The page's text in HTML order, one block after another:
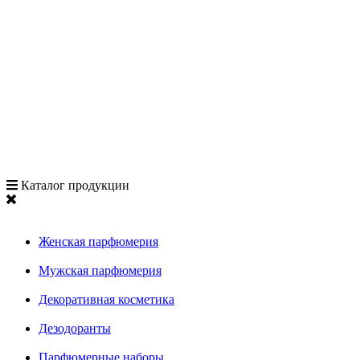
Каталог продукции
Женская парфюмерия
Мужская парфюмерия
Декоративная косметика
Дезодоранты
Парфюмерные наборы